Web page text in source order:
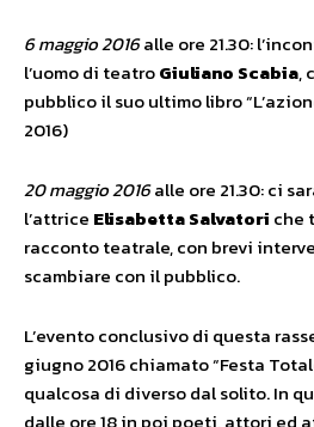
6 maggio 2016alle ore 21.30:
l’uomo di teatroGiuliano Scabia,
pubblico il suo ultimo libro
2016)
20 maggio 2016alle ore 21.30: ci
l’attrice Elisabetta Salvatori che
racconto teatrale, con brevi
scambiare con il pubblico.
L’evento conclusivo di questa
giugno 2016 chiamato “Festa
qualcosa di diverso dal solito. In